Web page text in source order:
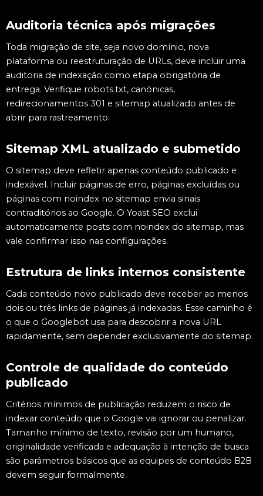
Auditoria técnica após migrações
Toda migração de site, seja novo domínio, nova
plataforma ou reestruturação de URLs, deve incluir uma
auditoria de indexação como etapa obrigatória de
entrega. Verifique robots.txt, canônicas,
redirecionamentos 301 e sitemap atualizado antes de
abrir para rastreamento.
Sitemap XML atualizado e submetido
O sitemap deve refletir apenas conteúdo publicado e
indexável. Incluir páginas de erro, páginas excluídas ou
páginas com noindex no sitemap envia sinais
contraditórios ao Google. O Yoast SEO exclui
automaticamente posts com noindex do sitemap, mas
vale confirmar isso nas configurações.
Estrutura de links internos consistente
Cada conteúdo novo publicado deve receber ao menos
dois ou três links de páginas já indexadas. Esse caminho é
o que o Googlebot usa para descobrir a nova URL
rapidamente, sem depender exclusivamente do sitemap.
Controle de qualidade do conteúdo
publicado
Critérios mínimos de publicação reduzem o risco de
indexar conteúdo que o Google vai ignorar ou penalizar.
Tamanho mínimo de texto, revisão por um humano,
originalidade verificada e adequação à intenção de busca
são parâmetros básicos que as equipes de conteúdo B2B
devem seguir formalmente.